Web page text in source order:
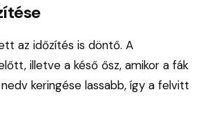
az időzítés is döntő. A
illetve a késő ősz, amikor a fák
keringése lassabb, így a felvitt